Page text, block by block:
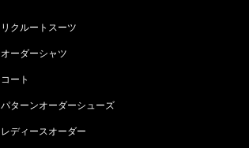
リクルートスーツ
オーダーシャツ
コート
パターンオーダーシューズ
レディースオーダー